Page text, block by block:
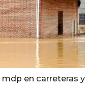
en carreteras y